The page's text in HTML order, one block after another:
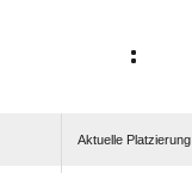
:
Aktuelle Platzierung